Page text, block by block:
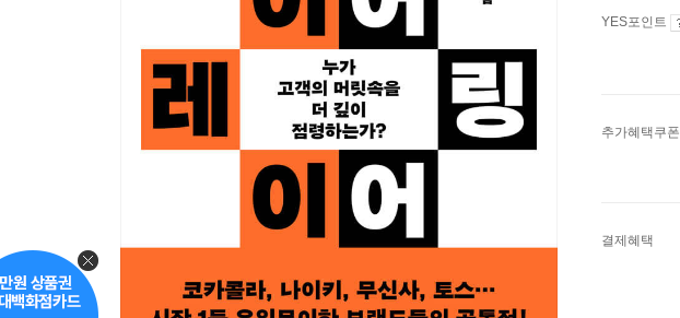
YES포인트
추가혜택쿠폰
결제혜택